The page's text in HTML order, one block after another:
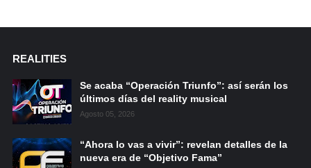
REALITIES
Se acaba “Operación Triunfo”: así serán los
últimos días del reality musical
Agosto 05, 2026
“Ahora lo vas a vivir”: revelan detalles de la
nueva era de “Objetivo Fama”